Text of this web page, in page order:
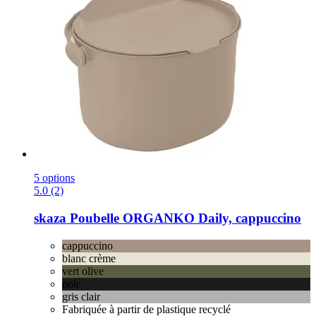
5 options
5.0 (2)
skaza Poubelle ORGANKO Daily, cappuccino
cappuccino
blanc crème
vert olive
noir
gris clair
Fabriquée à partir de plastique recyclé